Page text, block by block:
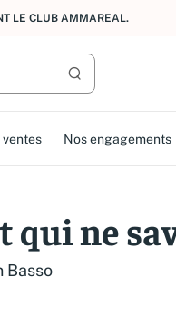
LE CLUB AMMAREAL.
Lancer la
ventes Nos engagements
qui ne
Basso